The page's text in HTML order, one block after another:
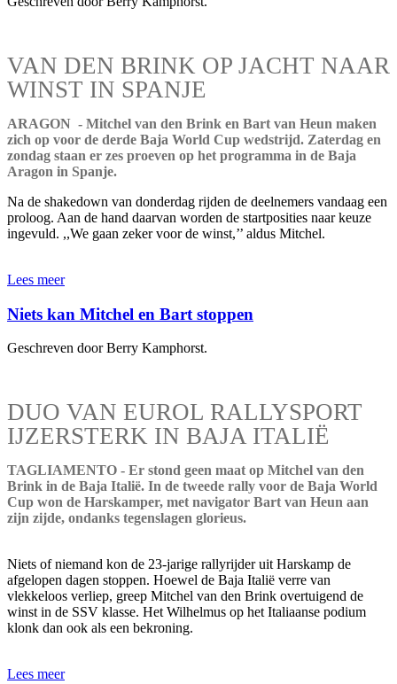
VAN DEN BRINK OP JACHT NAAR
WINST IN SPANJE
ARAGON - Mitchel van den Brink en Bart van Heun maken
zich op voor de derde Baja World Cup wedstrijd. Zaterdag en
zondag staan er zes proeven op het programma in de Baja
Aragon in Spanje.
Na de shakedown van donderdag rijden de deelnemers vandaag een
proloog. Aan de hand daarvan worden de startposities naar keuze
ingevuld. ,,We gaan zeker voor de winst,’’ aldus Mitchel.
Lees meer
Niets kan Mitchel en Bart stoppen
Geschreven door Berry Kamphorst.
DUO VAN EUROL RALLYSPORT
IJZERSTERK IN BAJA ITALIË
TAGLIAMENTO - Er stond geen maat op Mitchel van den
Brink in de Baja Italië. In de tweede rally voor de Baja World
Cup won de Harskamper, met navigator Bart van Heun aan
zijn zijde, ondanks tegenslagen glorieus.
Niets of niemand kon de 23-jarige rallyrijder uit Harskamp de
afgelopen dagen stoppen. Hoewel de Baja Italië verre van
vlekkeloos verliep, greep Mitchel van den Brink overtuigend de
winst in de SSV klasse. Het Wilhelmus op het Italiaanse podium
klonk dan ook als een bekroning.
Lees meer